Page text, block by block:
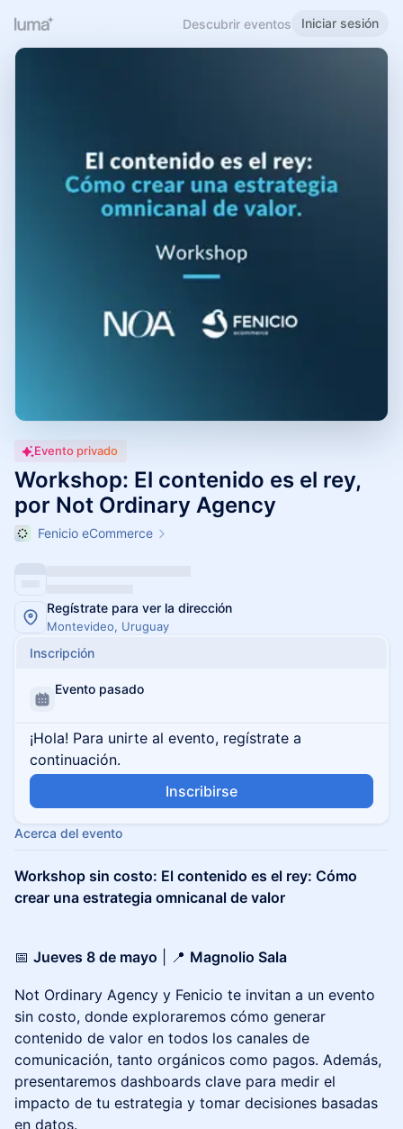
Descubrir eventos Iniciar sesión
Evento privado
Workshop: El contenido es el rey,
por Not Ordinary Agency
Fenicio eCommerce
Regístrate para ver la dirección
Montevideo, Uruguay
Inscripción
Evento pasado
¡Hola! Para unirte al evento, regístrate a
continuación.
Inscribirse
Acerca del evento
Workshop sin costo: El contenido es el rey: Cómo
crear una estrategia omnicanal de valor
📅 Jueves 8 de mayo | 📍 Magnolio Sala
Not Ordinary Agency y Fenicio te invitan a un evento
sin costo, donde exploraremos cómo generar
contenido de valor en todos los canales de
comunicación, tanto orgánicos como pagos. Además,
presentaremos dashboards clave para medir el
impacto de tu estrategia y tomar decisiones basadas
en datos.